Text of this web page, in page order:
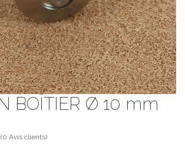
BOÎTIER Ø 10 mm
(0 Avis clients)